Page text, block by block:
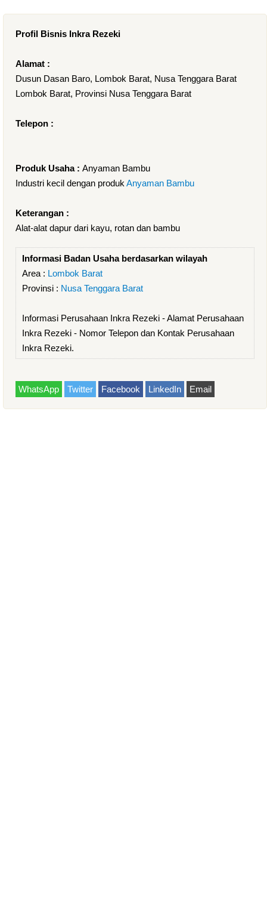
Profil Bisnis Inkra Rezeki
Alamat :
Dusun Dasan Baro, Lombok Barat, Nusa Tenggara Barat
Lombok Barat, Provinsi Nusa Tenggara Barat
Telepon :
Produk Usaha : Anyaman Bambu
Industri kecil dengan produk Anyaman Bambu
Keterangan :
Alat-alat dapur dari kayu, rotan dan bambu
Informasi Badan Usaha berdasarkan wilayah
Area : Lombok Barat
Provinsi : Nusa Tenggara Barat
Informasi Perusahaan Inkra Rezeki - Alamat Perusahaan
Inkra Rezeki - Nomor Telepon dan Kontak Perusahaan
Inkra Rezeki.
WhatsApp Twitter Facebook LinkedIn Email